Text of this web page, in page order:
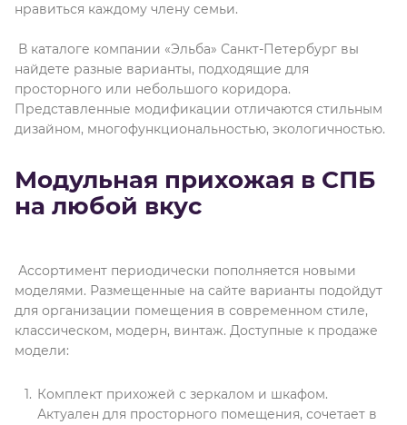
нравиться каждому члену семьи.
В каталоге компании «Эльба» Санкт-Петербург вы
найдете разные варианты, подходящие для
просторного или небольшого коридора.
Представленные модификации отличаются стильным
дизайном, многофункциональностью, экологичностью.
Модульная прихожая в СПБ
на любой вкус
Ассортимент периодически пополняется новыми
моделями. Размещенные на сайте варианты подойдут
для организации помещения в современном стиле,
классическом, модерн, винтаж. Доступные к продаже
модели:
Комплект прихожей с зеркалом и шкафом.
Актуален для просторного помещения, сочетает в